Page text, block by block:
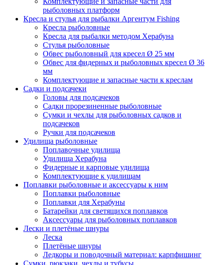
рыболовных платформ
Кресла и стулья для рыбалки Аргентум Fishing
Кресла рыболовные
Кресла для рыбалки методом Херабуна
Стулья рыболовные
Обвес рыболовный для кресел Ø 25 мм
Обвес для фидерных и рыболовных кресел Ø 36
мм
Комплектующие и запасные части к креслам
Садки и подсачеки
Головы для подсачеков
Садки прорезиненные рыболовные
Сумки и чехлы для рыболовных садков и
подсачеков
Ручки для подсачеков
Удилища рыболовные
Поплавочные удилища
Удилища Херабуна
Фидерные и карповые удилища
Комплектующие к удилищам
Поплавки рыболовные и аксессуары к ним
Поплавки рыболовные
Поплавки для Херабуны
Батарейки для светящихся поплавков
Аксессуары для рыболовных поплавков
Лески и плетёные шнуры
Леска
Плетёные шнуры
Ледкоры и поводочный материал: карпфишинг
Сумки, рюкзаки, чехлы и тубусы